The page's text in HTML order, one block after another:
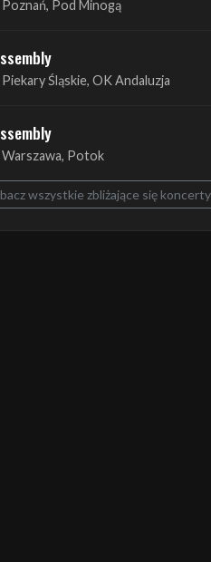
Śląskie, OK Andaluzja
Warszawa, Potok
wszystkie zbliżające się koncerty